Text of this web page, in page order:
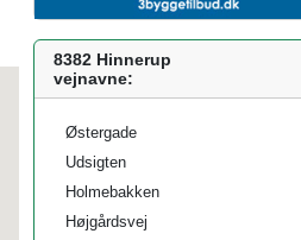
8382 Hinnerup
vejnavne:
Østergade
Udsigten
Holmebakken
Højgårdsvej